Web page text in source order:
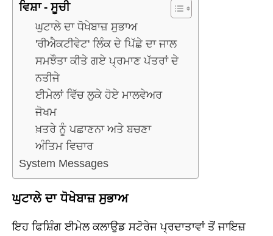
ਵਿਸ਼ਾ - ਸੂਚੀ
ਘੁਟਾਲੇ ਦਾ ਧੋਖੇਬਾਜ਼ ਸੁਭਾਅ
'ਰੀਐਕਟੀਵੇਟ' ਲਿੰਕ ਦੇ ਪਿੱਛੇ ਦਾ ਜਾਲ
ਸਮਝੌਤਾ ਕੀਤੇ ਗਏ ਪ੍ਰਮਾਣ ਪੱਤਰਾਂ ਦੇ
ਨਤੀਜੇ
ਈਮੇਲਾਂ ਵਿੱਚ ਲੁਕੇ ਹੋਏ ਮਾਲਵੇਅਰ
ਜੋਖਮ
ਖ਼ਤਰੇ ਨੂੰ ਪਛਾਣਨਾ ਅਤੇ ਬਚਣਾ
ਅੰਤਿਮ ਵਿਚਾਰ
System Messages
ਘੁਟਾਲੇ ਦਾ ਧੋਖੇਬਾਜ਼ ਸੁਭਾਅ
ਇਹ ਫਿਸ਼ਿੰਗ ਈਮੇਲ ਕਲਾਉਡ ਸਟੋਰੇਜ ਪ੍ਰਦਾਤਾਵਾਂ ਤੋਂ ਜਾਇਜ਼